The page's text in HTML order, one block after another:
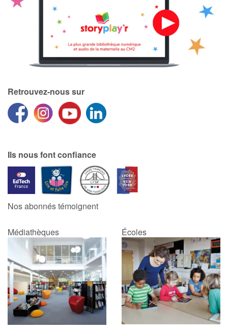
Retrouvez-nous sur
Ils nous font confiance
Nos abonnés témoignent
Médiathèques Écoles